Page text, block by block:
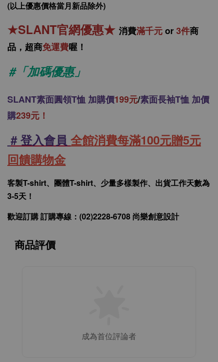
(以上優惠價格當月新品除外)
★SLANT官網優惠★ 消費滿千元or3件商
品， 超商免運費喔！
#「加碼優惠」
SLANT素面圓領T恤 加購價199元/素面長袖T恤 加價
購239元！
# 登入會員 全館消費每滿100元贈5元
回饋購物金
客製T-shirt、團體T-shirt、少量多樣製作、出貨工作天數為
3-5天！
歡迎訂購 訂購專線：(02)2228-6708 尚樂創意設計
商品評價
成為首位評論者